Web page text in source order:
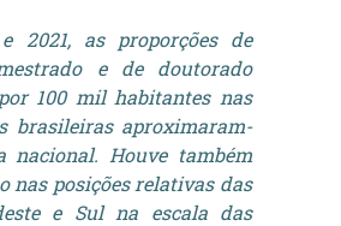
2021, as proporções de
e de doutorado
100 mil habitantes nas
brasileiras aproximaram-
nacional. Houve também
nas posições relativas das
e Sul na escala das